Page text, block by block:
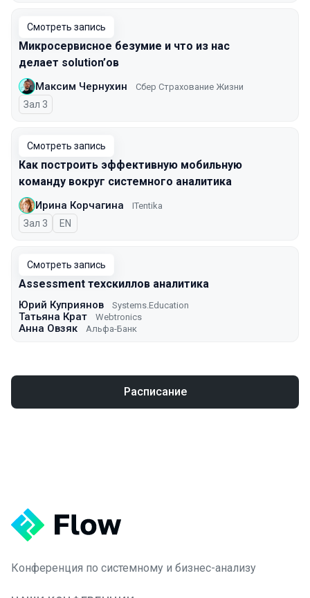
Смотреть запись
Микросервисное безумие и что из нас
делает solution’ов
Максим Чернухин Сбер Страхование Жизни
Зал 3
Смотреть запись
Как построить эффективную мобильную
команду вокруг системного аналитика
Ирина Корчагина ITentika
Зал 3 На английском языке
EN
Смотреть запись
Assessment техскиллов аналитика
Юрий Куприянов Systems.Education
Татьяна Крат Webtronics
Анна Овзяк Альфа-Банк
Расписание
Конференция по системному и бизнес-анализу